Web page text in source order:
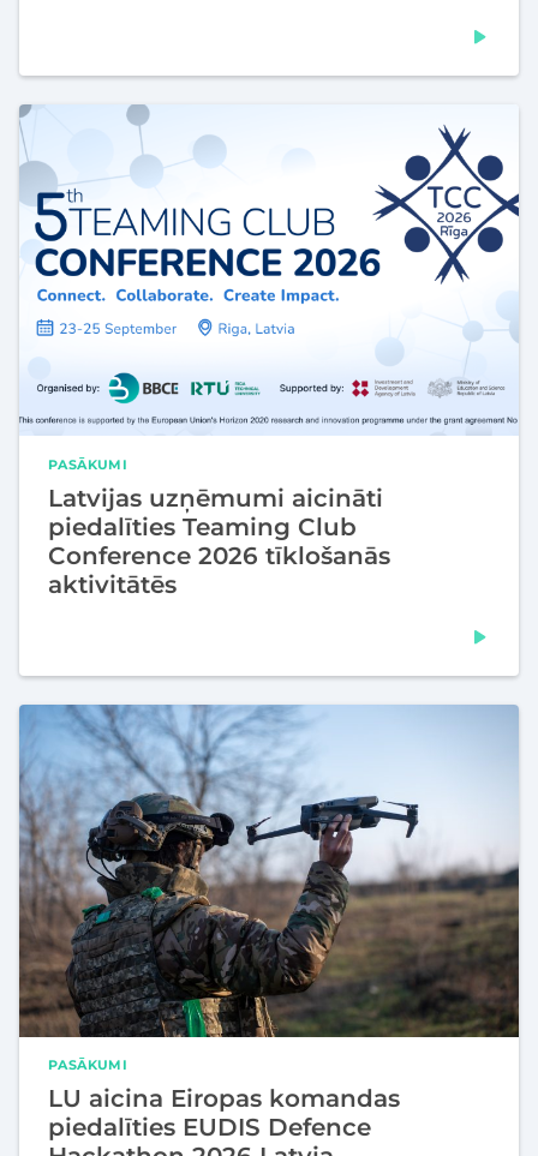
PASĀKUMI
Latvijas uzņēmumi aicināti
piedalīties Teaming Club
Conference 2026 tīklošanās
aktivitātēs
PASĀKUMI
LU aicina Eiropas komandas
piedalīties EUDIS Defence